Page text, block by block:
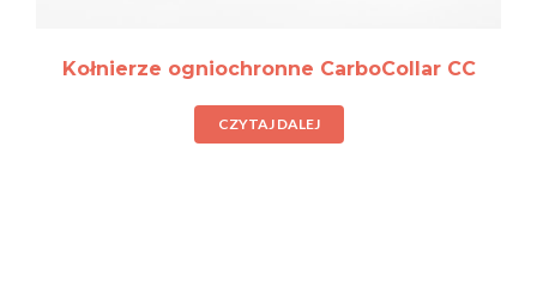
Kołnierze ogniochronne CarboCollar CC
CZYTAJ DALEJ